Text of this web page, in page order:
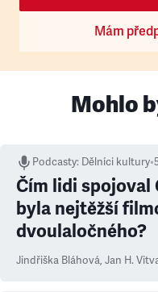
Mám
Mohlo
Podcasty: Dělníci kultury•
Čím lidi spojoval
byla nejtěžší
dvoulaločného?
Jindřiška Bláhová, Jan H.